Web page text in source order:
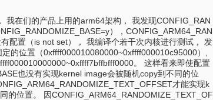
我在们的产品上用的arm64架构， 我发现CONFIG_RAN
），CONFIG_ARM64_RAN
配置（is not set）， 我编译个若干次内核进行测试， 发
的位置（0xffff000010080000~0xffff000010c95000）,
。 这样看来即使配置
也没有实现kernel image会被随机copy到不同的位
才能实现k
的位置。 因CONFIG_ARM64_RANDOMIZE_TEXT_OF